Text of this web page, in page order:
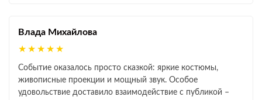
Влада Михайлова
★★★★★
Событие оказалось просто сказкой: яркие костюмы,
живописные проекции и мощный звук. Особое
удовольствие доставило взаимодействие с публикой –